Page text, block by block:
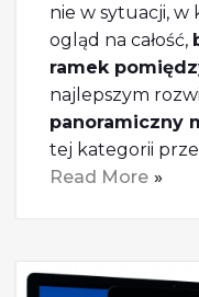
nie w sytuacji,
ogląd na całość,
ramek
najlepszym
panoramiczny
tej kategorii
Read More